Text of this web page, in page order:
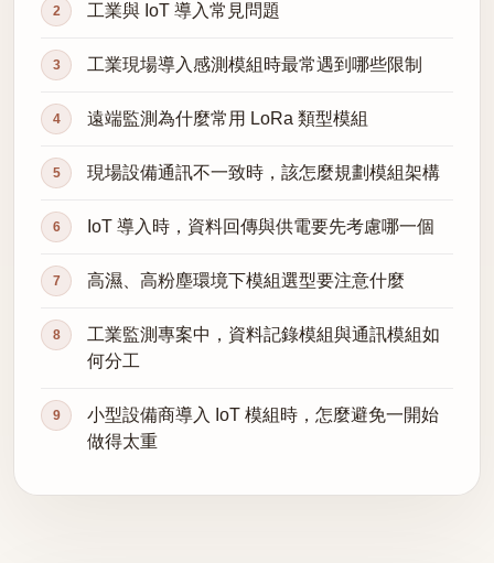
工業與 IoT 導入常見問題
工業現場導入感測模組時最常遇到哪些限制
遠端監測為什麼常用 LoRa 類型模組
現場設備通訊不一致時，該怎麼規劃模組架構
IoT 導入時，資料回傳與供電要先考慮哪一個
高濕、高粉塵環境下模組選型要注意什麼
工業監測專案中，資料記錄模組與通訊模組如
何分工
小型設備商導入 IoT 模組時，怎麼避免一開始
做得太重